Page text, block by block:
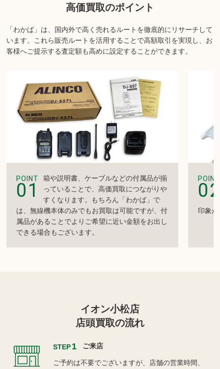
高価買取のポイント
「わかば」は、国内外で高く売れるルートを徹底的にリサーチして
います。 これら販売ルートを活用することで高額取引を実現し、お
客様へご提示する査定額も高めに設定することができます。
POINT
01
箱や説明書、ケーブルなどの付属品が揃
っていることで、高価買取につながりや
すくなります。もちろん「わかば」で
は、無線機本体のみでもお買取は可能ですが、付
属品があることでよりご希望に近い金額をお出し
できる場合もございます。
POINT
印象
イオン小松店
店頭買取の流れ
STEP1 ご来店
ご予約は不要でございますが、店舗の営業時間、